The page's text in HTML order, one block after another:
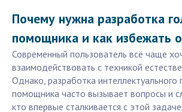
Почему нужна разработка
помощника и как избежать
Современный пользователь всё чаще
взаимодействовать с техникой
Однако, разработка интеллектуального
помощника часто вызывает вопросы и
кто впервые сталкивается с этой